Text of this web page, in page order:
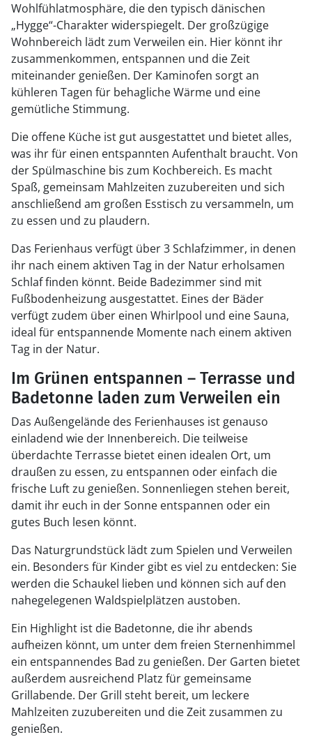
Wohlfühlatmosphäre, die den typisch dänischen
„Hygge“-Charakter widerspiegelt. Der großzügige
Wohnbereich lädt zum Verweilen ein. Hier könnt ihr
zusammenkommen, entspannen und die Zeit
miteinander genießen. Der Kaminofen sorgt an
kühleren Tagen für behagliche Wärme und eine
gemütliche Stimmung.
Die offene Küche ist gut ausgestattet und bietet alles,
was ihr für einen entspannten Aufenthalt braucht. Von
der Spülmaschine bis zum Kochbereich. Es macht
Spaß, gemeinsam Mahlzeiten zuzubereiten und sich
anschließend am großen Esstisch zu versammeln, um
zu essen und zu plaudern.
Das Ferienhaus verfügt über 3 Schlafzimmer, in denen
ihr nach einem aktiven Tag in der Natur erholsamen
Schlaf finden könnt. Beide Badezimmer sind mit
Fußbodenheizung ausgestattet. Eines der Bäder
verfügt zudem über einen Whirlpool und eine Sauna,
ideal für entspannende Momente nach einem aktiven
Tag in der Natur.
Im Grünen entspannen – Terrasse und
Badetonne laden zum Verweilen ein
Das Außengelände des Ferienhauses ist genauso
einladend wie der Innenbereich. Die teilweise
überdachte Terrasse bietet einen idealen Ort, um
draußen zu essen, zu entspannen oder einfach die
frische Luft zu genießen. Sonnenliegen stehen bereit,
damit ihr euch in der Sonne entspannen oder ein
gutes Buch lesen könnt.
Das Naturgrundstück lädt zum Spielen und Verweilen
ein. Besonders für Kinder gibt es viel zu entdecken: Sie
werden die Schaukel lieben und können sich auf den
nahegelegenen Waldspielplätzen austoben.
Ein Highlight ist die Badetonne, die ihr abends
aufheizen könnt, um unter dem freien Sternenhimmel
ein entspannendes Bad zu genießen. Der Garten bietet
außerdem ausreichend Platz für gemeinsame
Grillabende. Der Grill steht bereit, um leckere
Mahlzeiten zuzubereiten und die Zeit zusammen zu
genießen.